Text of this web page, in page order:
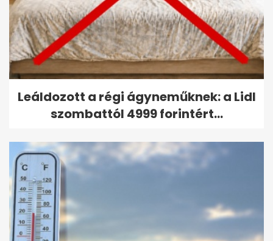
Leáldozott a régi ágyneműknek: a Lidl
szombattól 4999 forintért...